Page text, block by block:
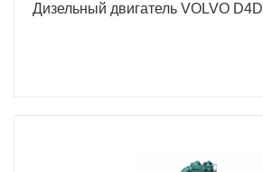
Дизельный двигатель VOLVO D4D